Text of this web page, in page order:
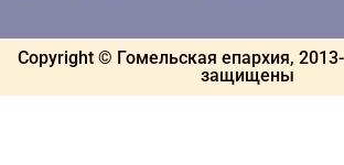
Copyright © Гомельская епархия, 2013-
защищены